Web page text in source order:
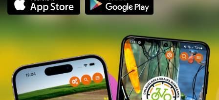
Oborniki Śląskie |
Wzgórze Hotlei'a (Grzybek),
zabudowa miejska (uzdrowiskowa)
Kuraszków|Akademia Kuraszków restauracja,
papugarnia, stadnina koni - Miejsce Przyjazne
Rowerzystom
Rzepotowice|Winnica 55-100 Rzepotowice